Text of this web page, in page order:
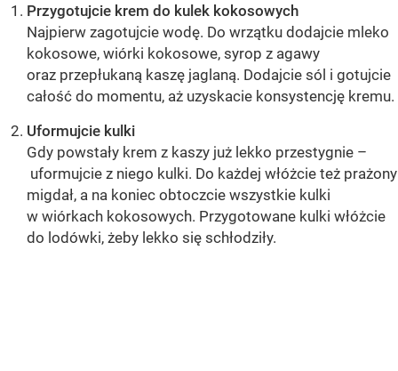
Przygotujcie krem do kulek kokosowych
Najpierw zagotujcie wodę. Do wrzątku dodajcie mleko
kokosowe, wiórki kokosowe, syrop z agawy
oraz przepłukaną kaszę jaglaną. Dodajcie sól i gotujcie
całość do momentu, aż uzyskacie konsystencję kremu.
Uformujcie kulki
Gdy powstały krem z kaszy już lekko przestygnie –
uformujcie z niego kulki. Do każdej włóżcie też prażony
migdał, a na koniec obtoczcie wszystkie kulki
w wiórkach kokosowych. Przygotowane kulki włóżcie
do lodówki, żeby lekko się schłodziły.